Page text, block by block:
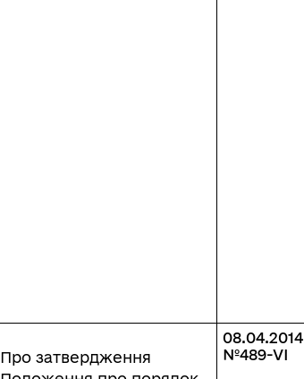
Про затвердження
08.04.2014
№489-VI